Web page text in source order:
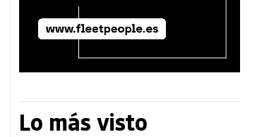
Lo más visto